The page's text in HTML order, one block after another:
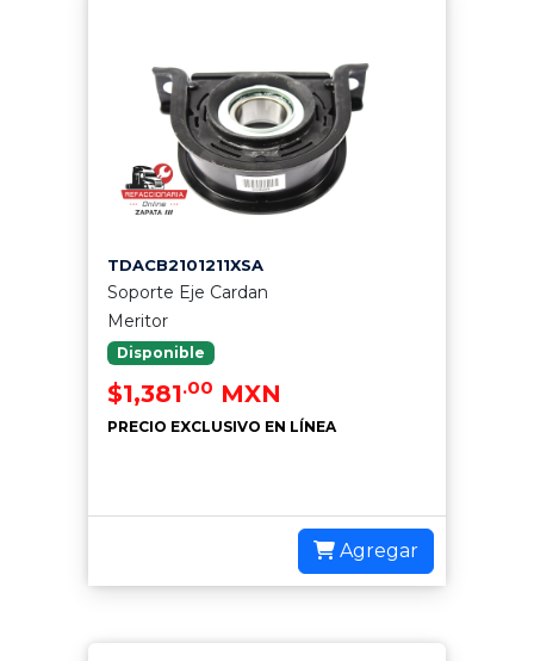
TDACB2101211XSA
Soporte Eje Cardan
Meritor
Disponible
$1,381.00 MXN
PRECIO EXCLUSIVO EN LÍNEA
Agregar